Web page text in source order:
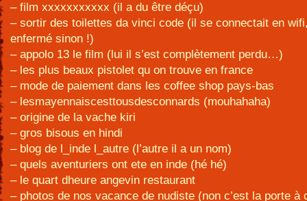
– film xxxxxxxxxxx (il a du être déçu)
– sortir des toilettes da vinci code (il se connectait en
enfermé sinon !)
– appolo 13 le film (lui il s’est complètement perdu…)
– les plus beaux pistolet qu on trouve en france
– mode de paiement dans les coffee shop pays-bas
– lesmayennaiscesttousdesconnards (mouhahaha)
– origine de la vache kiri
– gros bisous en hindi
– blog de l_inde l_autre (l’autre il a un nom)
– quels aventuriers ont ete en inde (hé hé)
– le quart dheure angevin restaurant
– photos de nos vacance de nudiste (non c’est la porte à